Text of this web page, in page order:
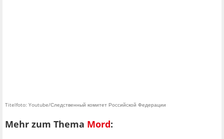
Titelfoto: Youtube/Следственный комитет Российской Федерации
Mehr zum Thema Mord: